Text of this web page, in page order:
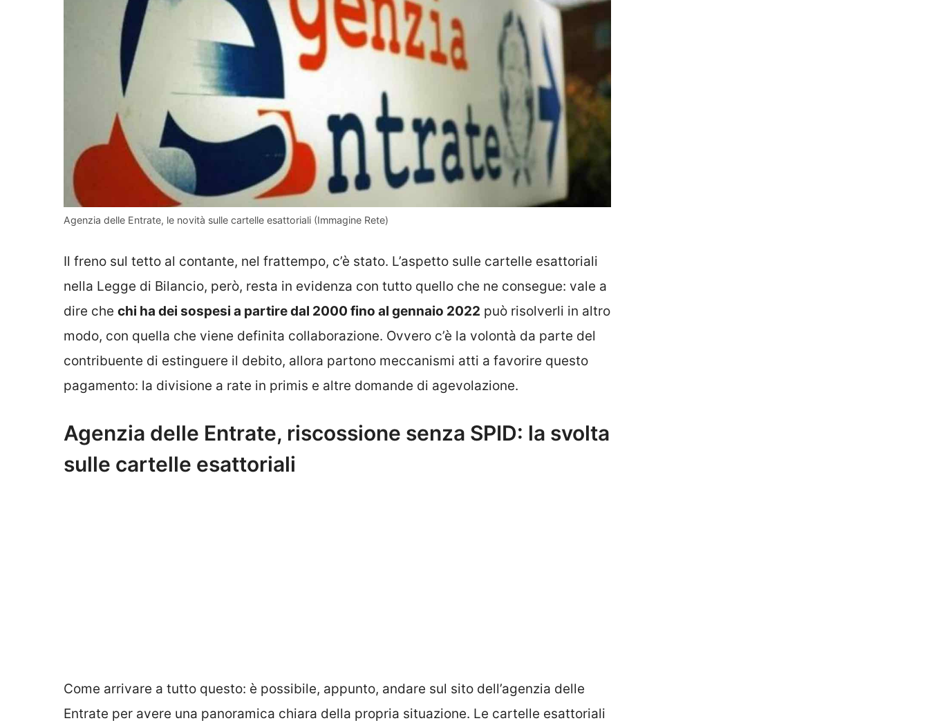
Agenzia delle Entrate, le novità sulle cartelle esattoriali (Immagine Rete)
Il freno sul tetto al contante, nel frattempo, c’è stato. L’aspetto sulle cartelle esattoriali
nella Legge di Bilancio, però, resta in evidenza con tutto quello che ne consegue: vale a
dire che chi ha dei sospesi a partire dal 2000 fino al gennaio 2022 può risolverli in altro
modo, con quella che viene definita collaborazione. Ovvero c’è la volontà da parte del
contribuente di estinguere il debito, allora partono meccanismi atti a favorire questo
pagamento: la divisione a rate in primis e altre domande di agevolazione.
Agenzia delle Entrate, riscossione senza SPID: la svolta
sulle cartelle esattoriali
Come arrivare a tutto questo: è possibile, appunto, andare sul sito dell’agenzia delle
Entrate per avere una panoramica chiara della propria situazione. Le cartelle esattoriali